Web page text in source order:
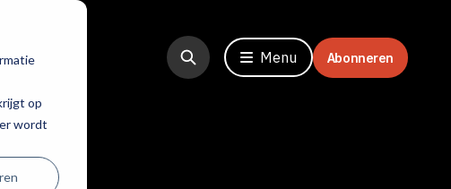
op
wordt
Menu Abonneren